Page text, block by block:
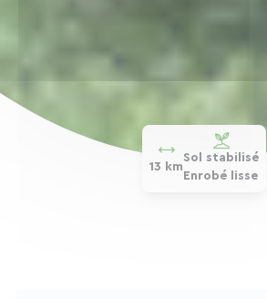
13 km
Sol stabilisé
Enrobé lisse